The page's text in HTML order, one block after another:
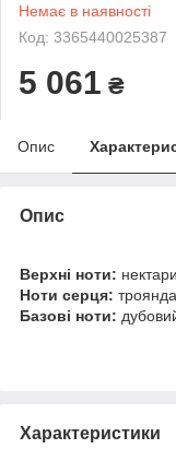
Немає в наявності
Код: 3365440025387
5 061 ₴
Опис
Опис
Верхні ноти:
Ноти серця:
Базові ноти:
Характеристики